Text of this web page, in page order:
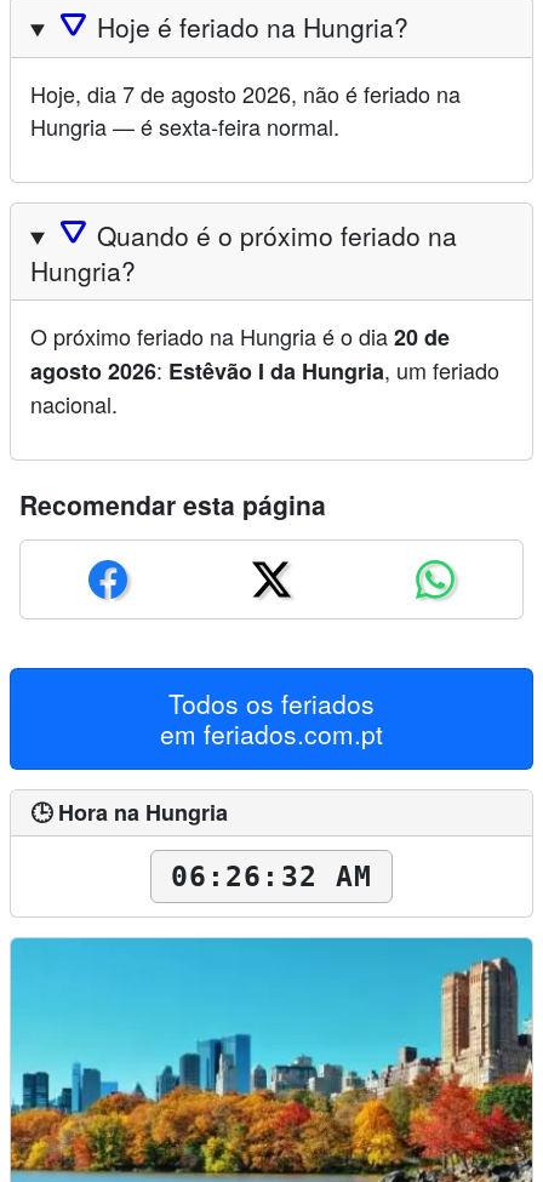
🛆 Hoje é feriado na Hungria?
Hoje, dia 7 de agosto 2026, não é feriado na
Hungria — é sexta-feira normal.
🛆 Quando é o próximo feriado na
Hungria?
O próximo feriado na Hungria é o dia20 de
agosto 2026: Estêvão I da Hungria, um feriado
nacional.
Recomendar esta página
Todos os feriados
em feriados.com.pt
🕒 Hora na Hungria
06:26:33 AM